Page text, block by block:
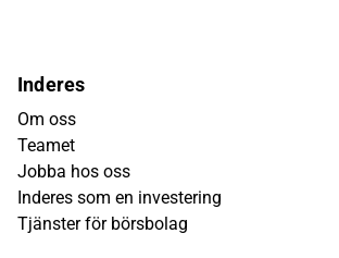
Inderes
Om oss
Teamet
Jobba hos oss
Inderes som en investering
Tjänster för börsbolag